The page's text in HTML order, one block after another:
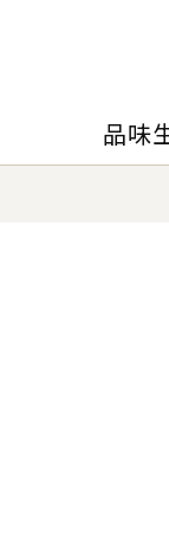
品味